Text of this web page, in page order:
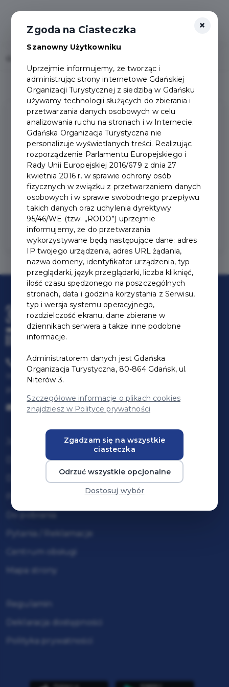
PotrzebujeszPomocy?
karta@jestemzgdanska.pl
+48 58 300 06 59
pon-pt: 09:00 - 17:00
+48 58 300 06 59
Infolinia czynna:
karta@jestemzgdanska.pl
Jak zostać partnerem
Dla organizatorów wydarzeń
Dodaj swoje wydarzenie
Pytania / Reklamacje
Centrum obsługi
Mapa strony
Regulamin
Deklaracja dostępności
Polityka prywatności
×
Zgoda na Ciasteczka
Szanowny Użytkowniku
Uprzejmie informujemy, że tworząc i
administrując strony internetowe Gdańskiej
Organizacji Turystycznej z siedzibą w Gdańsku
używamy technologii służących do zbierania i
przetwarzania danych osobowych w celu
analizowania ruchu na stronach i w Internecie.
Gdańska Organizacja Turystyczna nie
personalizuje wyświetlanych treści. Realizując
rozporządzenie Parlamentu Europejskiego i
Rady Unii Europejskiej 2016/679 z dnia 27
kwietnia 2016 r. w sprawie ochrony osób
fizycznych w związku z przetwarzaniem danych
osobowych i w sprawie swobodnego przepływu
takich danych oraz uchylenia dyrektywy
95/46/WE (tzw. „RODO”) uprzejmie
informujemy, że do przetwarzania
wykorzystywane będą następujące dane: adres
IP twojego urządzenia, adres URL żądania,
nazwa domeny, identyfikator urządzenia, typ
przeglądarki, język przeglądarki, liczba kliknięć,
ilość czasu spędzonego na poszczególnych
stronach, data i godzina korzystania z Serwisu,
typ i wersja systemu operacyjnego,
rozdzielczość ekranu, dane zbierane w
dziennikach serwera a także inne podobne
informacje.
Administratorem danych jest Gdańska
Organizacja Turystyczna, 80-864 Gdańsk, ul.
Niterów 3.
Szczegółowe informacje o plikach cookies
znajdziesz w Polityce prywatności
Zgadzam się na wszystkie
ciasteczka
Odrzuć wszystkie opcjonalne
Dostosuj wybór